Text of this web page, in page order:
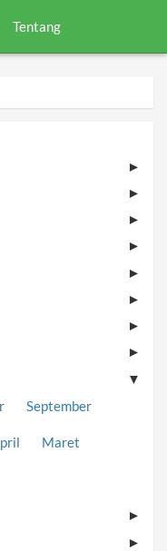
Tentang
►
►
►
►
►
►
►
►
▼
September
Maret
►
►